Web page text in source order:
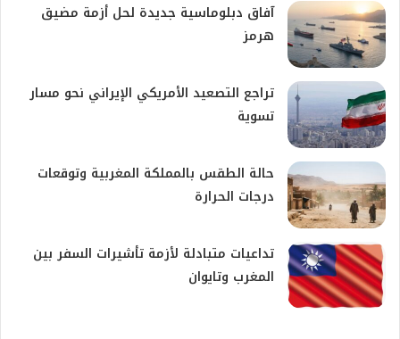
آفاق دبلوماسية جديدة لحل أزمة مضيق
هرمز
تراجع التصعيد الأمريكي الإيراني نحو مسار
تسوية
حالة الطقس بالمملكة المغربية وتوقعات
درجات الحرارة
تداعيات متبادلة لأزمة تأشيرات السفر بين
المغرب وتايوان